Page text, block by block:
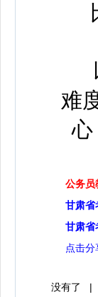
以
难
心
公务员
甘肃省
甘肃省
点击分
没有了 |